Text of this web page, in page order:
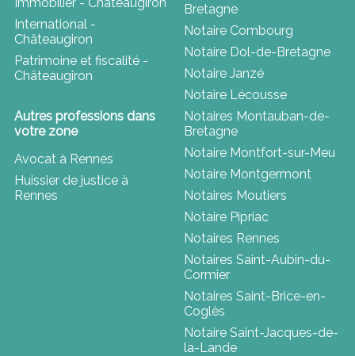
International -
Châteaugiron
Patrimoine et fiscalité -
Châteaugiron
Autres professions dans
votre zone
Avocat à Rennes
Huissier de justice à
Rennes
Bretagne
Notaire Combourg
Notaire Dol-de-Bretagne
Notaire Janzé
Notaire Lécousse
Notaires Montauban-de-
Bretagne
Notaire Montfort-sur-Meu
Notaire Montgermont
Notaires Moutiers
Notaire Pipriac
Notaires Rennes
Notaires Saint-Aubin-du-
Cormier
Notaires Saint-Brice-en-
Coglès
Notaire Saint-Jacques-de-
la-Lande